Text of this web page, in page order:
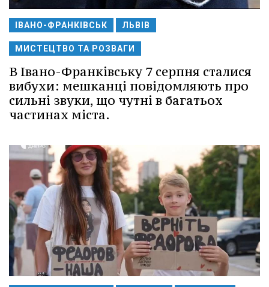
ІВАНО-ФРАНКІВСЬК ЛЬВІВ
МИСТЕЦТВО ТА РОЗВАГИ
В Івано-Франківську 7 серпня сталися
вибухи: мешканці повідомляють про
сильні звуки, що чутні в багатьох
частинах міста.